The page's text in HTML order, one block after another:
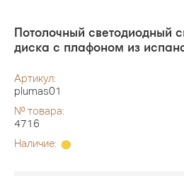
Потолочный светодиодный
диска с плафоном из
Артикул:
plumas01
№ товара:
4716
Наличие: